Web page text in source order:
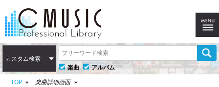
カスタム検索
楽曲
アルバム
TOP
楽曲詳細画面